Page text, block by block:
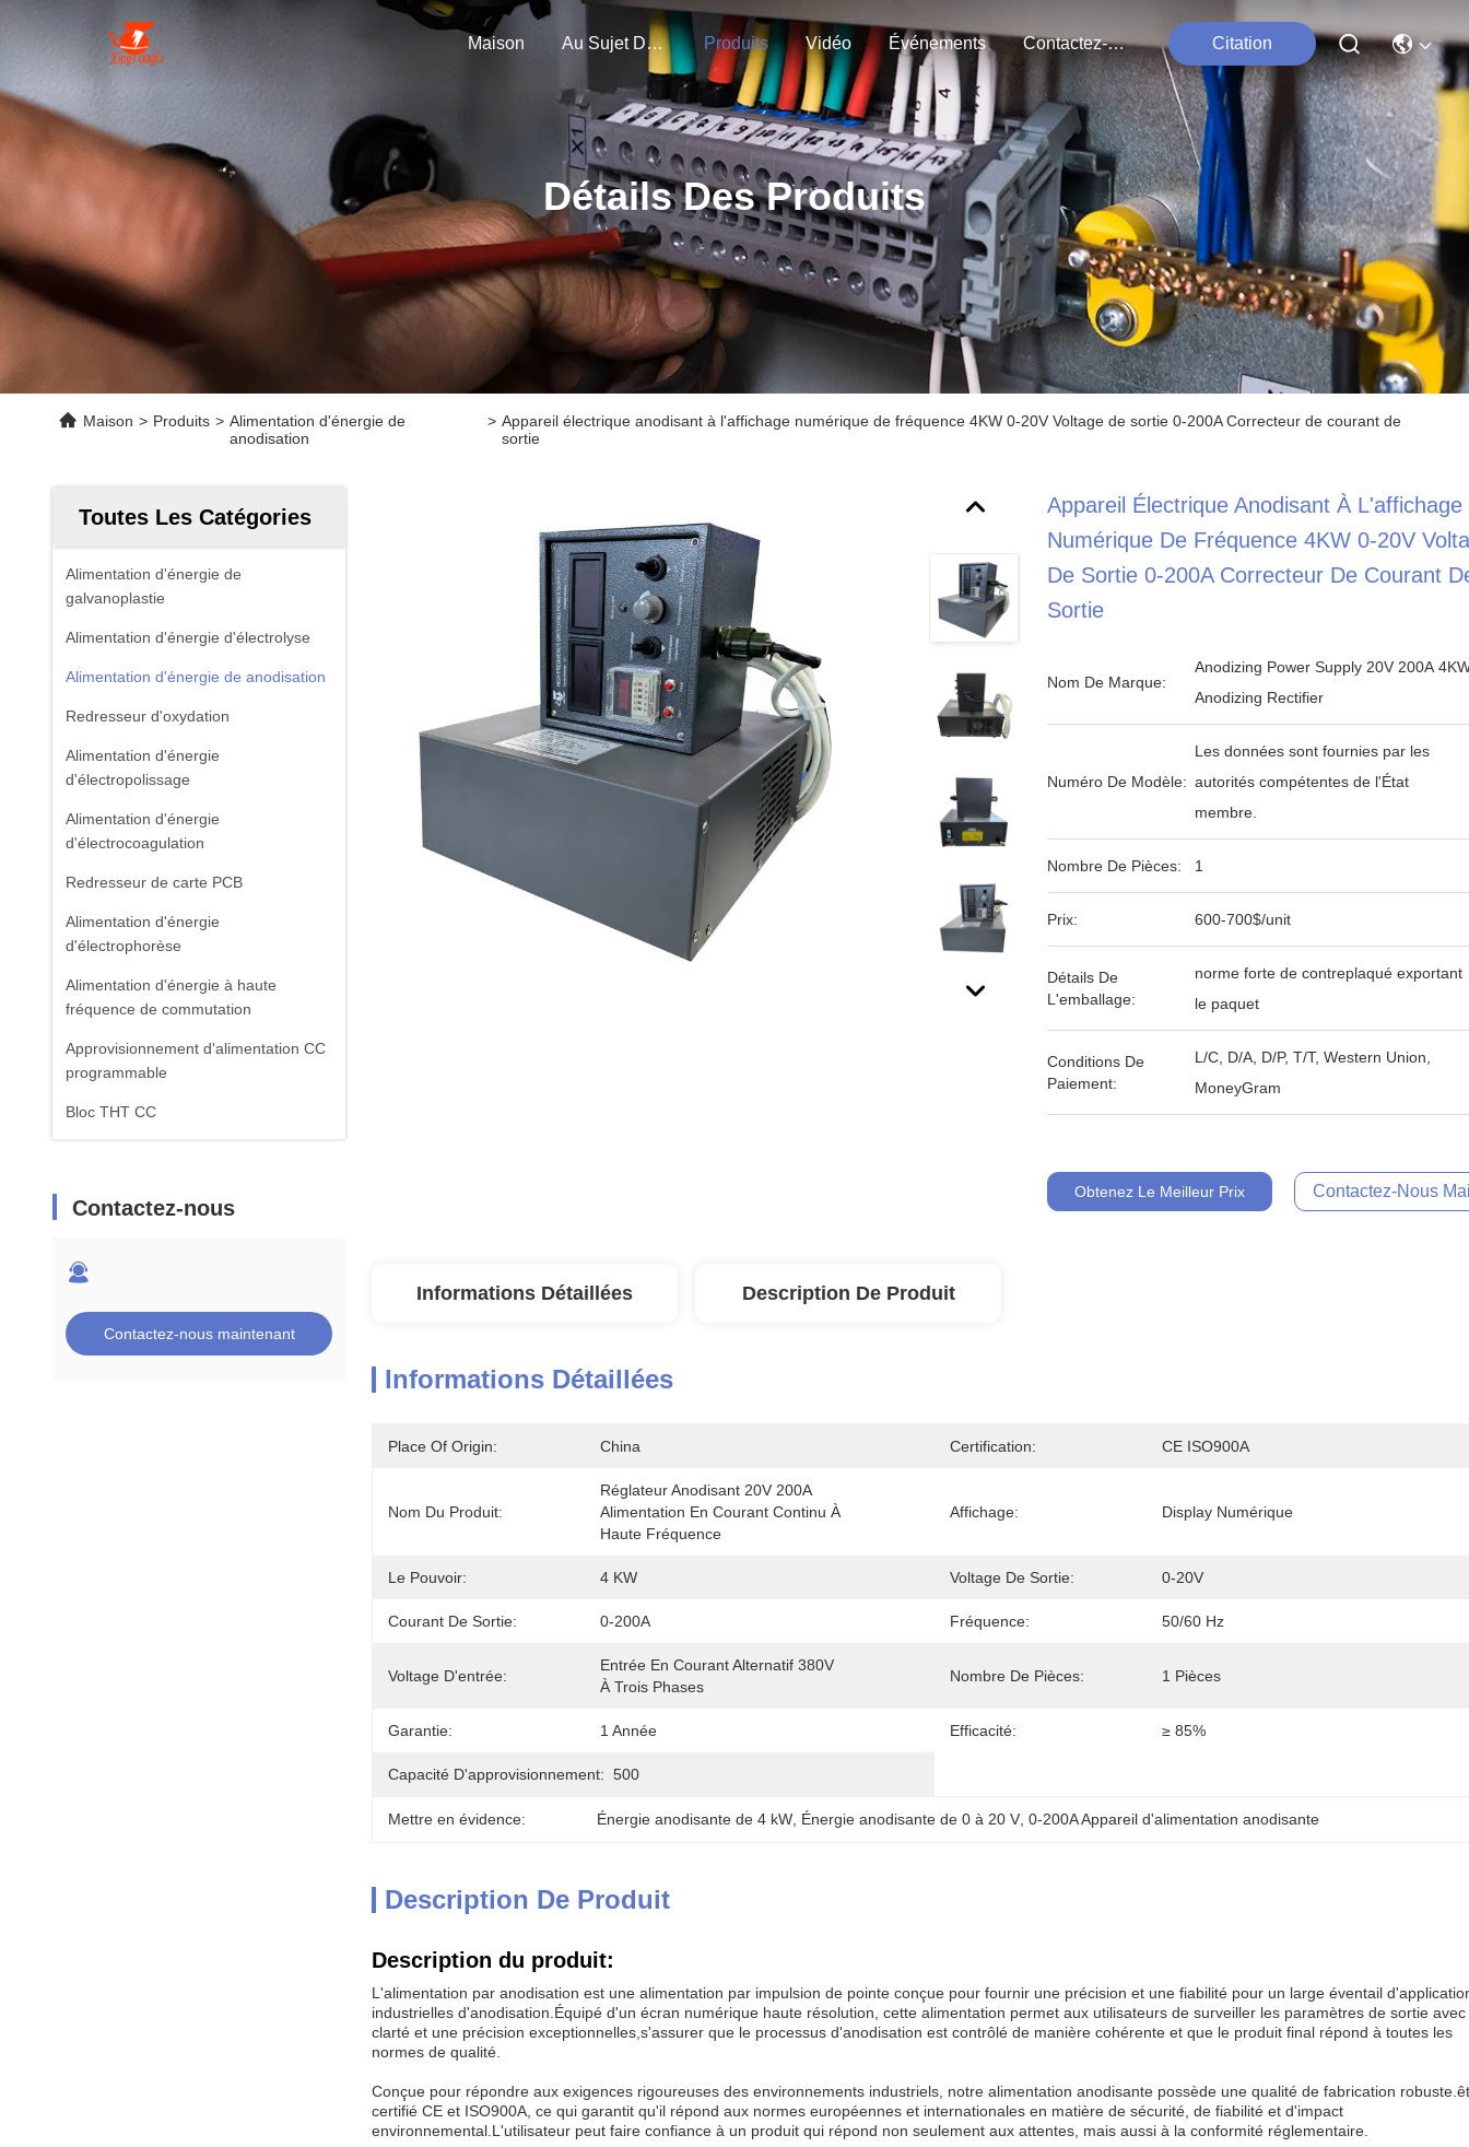
Maison Au Sujet De Nous Produits Vidéo Événements Contactez-Nous Citation
Détails Des Produits
Maison > Produits > Alimentation d'énergie de
anodisation
> Appareil électrique anodisant à l'affichage numérique de fréquence 4KW 0-20V Voltage de sortie 0-200A Correcteur de courant de
sortie
Toutes Les Catégories
Alimentation d'énergie de
galvanoplastie
Alimentation d'énergie d'électrolyse
Alimentation d'énergie de anodisation
Redresseur d'oxydation
Alimentation d'énergie
d'électropolissage
Alimentation d'énergie
d'électrocoagulation
Redresseur de carte PCB
Alimentation d'énergie
d'électrophorèse
Alimentation d'énergie à haute
fréquence de commutation
Approvisionnement d'alimentation CC
programmable
Bloc THT CC
Contactez-nous
Contactez-nous maintenant
Appareil Électrique Anodisant À L'affichage
Numérique De Fréquence 4KW 0-20V
De Sortie 0-200A Correcteur De Courant
Sortie
Nom De Marque:
Anodizing Power Supply 20V 200A
Anodizing Rectifier
Numéro De Modèle:
Les données sont fournies par les
autorités compétentes de l'État
membre.
Nombre De Pièces: 1
Prix: 600-700$/unit
Détails De
L'emballage:
norme forte de contreplaqué exportant
le paquet
Conditions De
Paiement:
L/C, D/A, D/P, T/T, Western Union,
MoneyGram
Obtenez Le Meilleur Prix Contactez-Nous
Informations Détaillées Description De Produit
Informations Détaillées
Place Of Origin: China Certification: CE ISO900A
Nom Du Produit:
Réglateur Anodisant 20V 200A
Alimentation En Courant Continu À
Haute Fréquence
Affichage: Display Numérique
Le Pouvoir: 4 KW Voltage De Sortie: 0-20V
Courant De Sortie: 0-200A Fréquence: 50/60 Hz
Voltage D'entrée:
Entrée En Courant Alternatif 380V
À Trois Phases
Nombre De Pièces: 1 Pièces
Garantie: 1 Année Efficacité: ≥ 85%
Capacité D'approvisionnement: 500
Mettre en évidence: Énergie anodisante de 4 kW Énergie anodisante de 0 à 20 V , 0-200A Appareil d'alimentation anodisante
Description De Produit
Description du produit:
L'alimentation par anodisation est une alimentation par impulsion de pointe conçue pour fournir une précision et une fiabilité pour un large éventail
industrielles d'anodisation.Équipé d'un écran numérique haute résolution, cette alimentation permet aux utilisateurs de surveiller les paramètres de sortie
clarté et une précision exceptionnelles,s'assurer que le processus d'anodisation est contrôlé de manière cohérente et que le produit final répond à toutes les
normes de qualité.
Conçue pour répondre aux exigences rigoureuses des environnements industriels, notre alimentation anodisante possède une qualité de fabrication
certifié CE et ISO900A, ce qui garantit qu'il répond aux normes européennes et internationales en matière de sécurité, de fiabilité et d'impact
environnemental.L'utilisateur peut faire confiance à un produit qui répond non seulement aux attentes, mais aussi à la conformité réglementaire.